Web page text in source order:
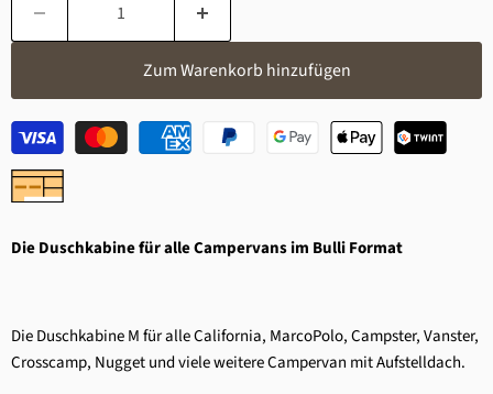
Zum Warenkorb hinzufügen
Die Duschkabine für alle Campervans im Bulli Format
Die DuschkabineM für alle California, MarcoPolo, Campster, Vanster,
Crosscamp, Nugget und viele weitere Campervan mit Aufstelldach.